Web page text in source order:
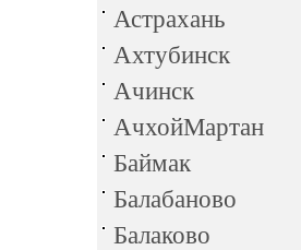
Астрахань
Ахтубинск
Ачинск
АчхойМартан
Баймак
Балабаново
Балаково